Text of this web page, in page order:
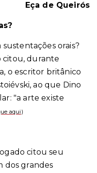
Eça de Queirós
orais?
citou, durante
o escritor britânico
ao que Dino
"a arte existe
aqui )
citou seu
dos grandes